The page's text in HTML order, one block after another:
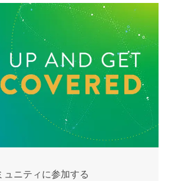
ュニティに参加する